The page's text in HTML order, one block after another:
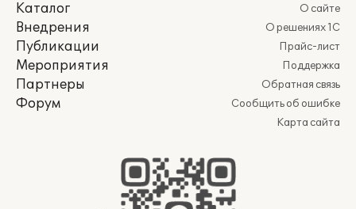
Каталог
Внедрения
Публикации
Мероприятия
Партнеры
Форум
О сайте
О решениях 1С
Прайс-лист
Поддержка
Обратная связь
Сообщить об ошибке
Карта сайта